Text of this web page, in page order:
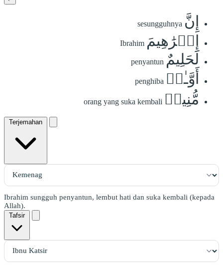
إِنَّ sesungguhnya
إِبۡرَٰهِيمَ Ibrahim
لَحَلِيمٌ penyantun
أَوَّـٰهٞ penghiba
مُّنِيبٞ orang yang suka kembali
Terjemahan
Ibrahim sungguh penyantun, lembut hati dan suka kembali (kepada
Allah).
Tafsir